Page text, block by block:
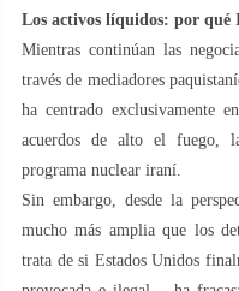
Los activos líquidos: por qué
Mientras continúan las
través de mediadores
ha centrado exclusivamente
acuerdos de alto el fuego,
programa nuclear iraní.
Sin embargo, desde la
mucho más amplia que los
trata de si Estados Unidos